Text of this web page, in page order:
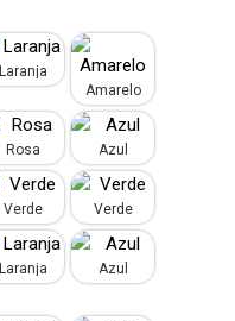
Laranja
Amarelo
Rosa Azul
Verde Verde
Laranja Azul